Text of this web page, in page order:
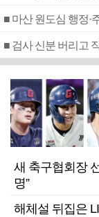
■ 마산 원도심 행정·
새 축구협회장
명”
해체설 뒤집은